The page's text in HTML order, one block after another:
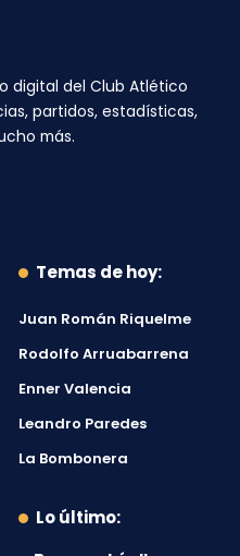
digital del Club Atlético
partidos, estadísticas,
más.
Temas de hoy:
Juan Román Riquelme
Rodolfo Arruabarrena
Enner Valencia
Leandro Paredes
La Bombonera
Lo último: